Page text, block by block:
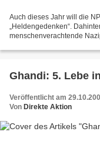
Auch dieses Jahr will die
„Heldengedenken“.
menschenverachtende
Ghandi: 5. Lebe
Veröffentlicht am
Von Direkte Aktion